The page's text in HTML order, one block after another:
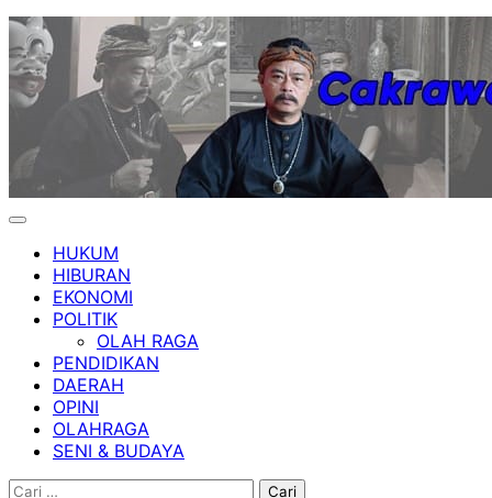
HUKUM
HIBURAN
EKONOMI
POLITIK
OLAH RAGA
PENDIDIKAN
DAERAH
OPINI
OLAHRAGA
SENI & BUDAYA
Cari